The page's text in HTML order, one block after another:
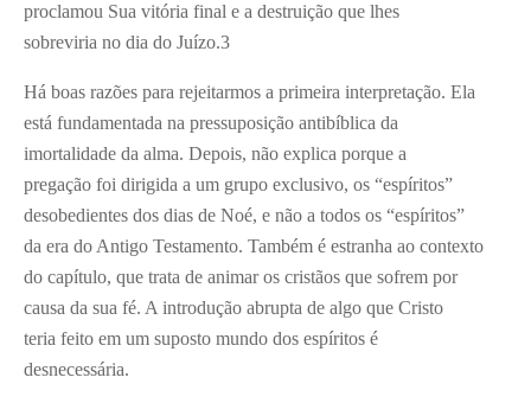
proclamou Sua vitória final e a destruição que lhes
sobreviria no dia do Juízo.3
Há boas razões para rejeitarmos a primeira interpretação. Ela
está fundamentada na pressuposição antibíblica da
imortalidade da alma. Depois, não explica porque a
pregação foi dirigida a um grupo exclusivo, os “espíritos”
desobedientes dos dias de Noé, e não a todos os “espíritos”
da era do Antigo Testamento. Também é estranha ao contexto
do capítulo, que trata de animar os cristãos que sofrem por
causa da sua fé. A introdução abrupta de algo que Cristo
teria feito em um suposto mundo dos espíritos é
desnecessária.